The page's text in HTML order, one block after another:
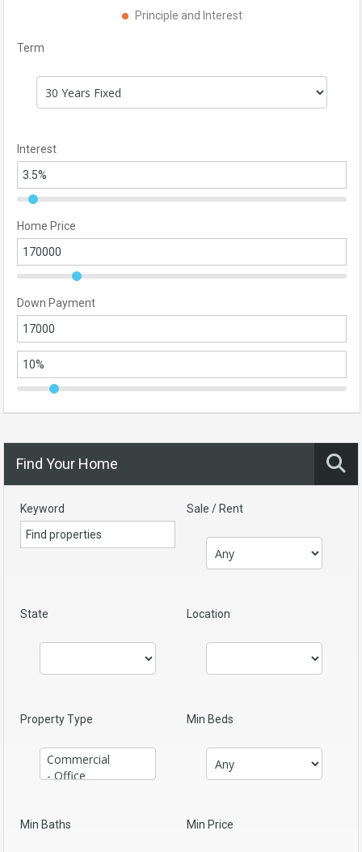
Principle and Interest
Term
Interest
Home Price
Down Payment
Find Your Home
Keyword Sale / Rent
State Location
Property Type Min Beds
Min Baths Min Price